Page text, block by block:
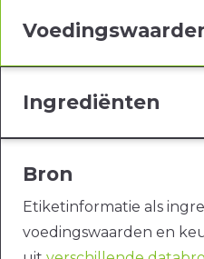
Ingrediënten
Bron
Etiketinformatie als
voedingswaarden en